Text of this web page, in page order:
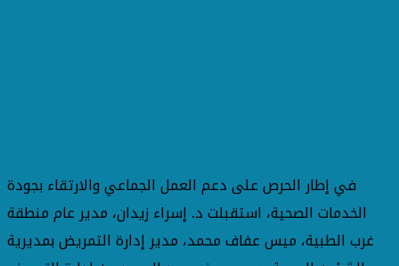
في إطار الحرص على دعم العمل الجماعي والارتقاء بجودة
الخدمات الصحية، استقبلت د. إسراء زيدان، مدير عام منطقة
غرب الطبية، ميس عفاف محمد، مدير إدارة التمريض بمديرية